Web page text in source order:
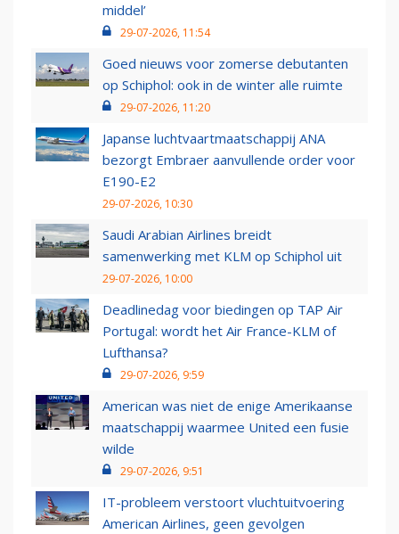
middel’
29-07-2026, 11:54
Goed nieuws voor zomerse debutanten
op Schiphol: ook in de winter alle ruimte
29-07-2026, 11:20
Japanse luchtvaartmaatschappij ANA
bezorgt Embraer aanvullende order voor
E190-E2
29-07-2026, 10:30
Saudi Arabian Airlines breidt
samenwerking met KLM op Schiphol uit
29-07-2026, 10:00
Deadlinedag voor biedingen op TAP Air
Portugal: wordt het Air France-KLM of
Lufthansa?
29-07-2026, 9:59
American was niet de enige Amerikaanse
maatschappij waarmee United een fusie
wilde
29-07-2026, 9:51
IT-probleem verstoort vluchtuitvoering
American Airlines, geen gevolgen